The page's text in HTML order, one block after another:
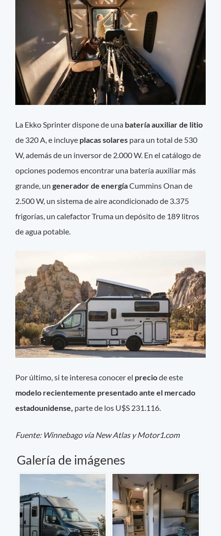
La Ekko Sprinter dispone de una batería auxiliar de litio
de 320 A, e incluye placas solares para un total de 530
W, además de un inversor de 2.000 W. En el catálogo de
opciones podemos encontrar una batería auxiliar más
grande, ungenerador de energíaCummins Onan de
2.500 W, un sistema de aire acondicionado de 3.375
frigorías, un calefactor Truma un depósito de 189 litros
de agua potable.
Por último, si te interesa conocer el preciode este
modelo recientemente presentado ante el mercado
estadounidense, parte de los U$S 231.116.
Fuente: Winnebago vía New Atlas y Motor1.com
Galería de imágenes